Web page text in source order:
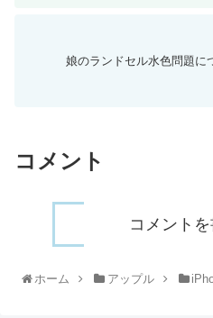
娘のランドセル水色問題に
コメント
コメント
ホーム アップル